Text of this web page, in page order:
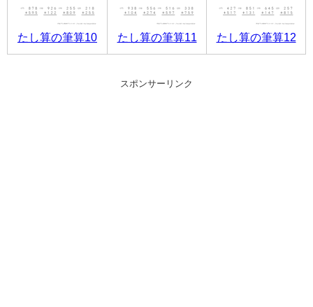
たし算の筆算10 たし算の筆算11 たし算の筆算12
スポンサーリンク